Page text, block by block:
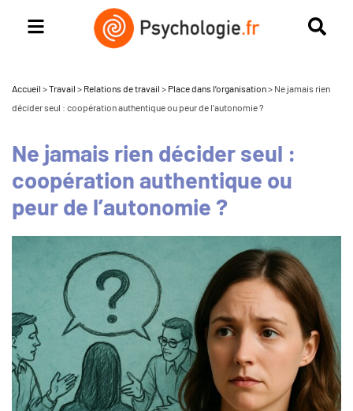
Accueil >Travail > Relations de travail > Place dans l’organisation> Ne jamais rien
décider seul : coopération authentique ou peur de l’autonomie ?
Ne jamais rien décider seul :
coopération authentique ou
peur de l’autonomie ?